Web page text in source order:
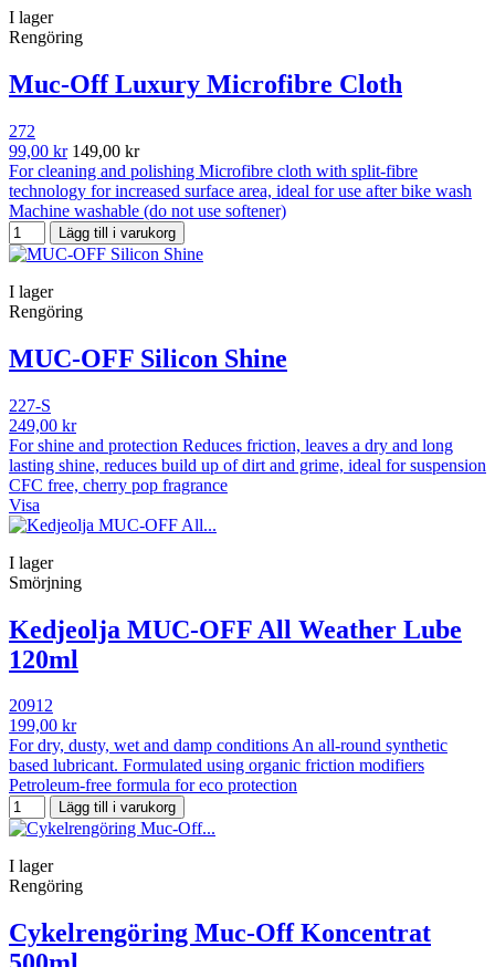
I lager
Rengöring
Muc-Off Luxury Microfibre Cloth
272
99,00 kr 149,00 kr
For cleaning and polishing Microfibre cloth with split-fibre
technology for increased surface area, ideal for use after bike wash
Machine washable (do not use softener)
Lägg till i varukorg
I lager
Rengöring
MUC-OFF Silicon Shine
227-S
249,00 kr
For shine and protection Reduces friction, leaves a dry and long
lasting shine, reduces build up of dirt and grime, ideal for suspension
CFC free, cherry pop fragrance
Visa
I lager
Smörjning
Kedjeolja MUC-OFF All Weather Lube
120ml
20912
199,00 kr
For dry, dusty, wet and damp conditions An all-round synthetic
based lubricant. Formulated using organic friction modifiers
Petroleum-free formula for eco protection
Lägg till i varukorg
I lager
Rengöring
Cykelrengöring Muc-Off Koncentrat